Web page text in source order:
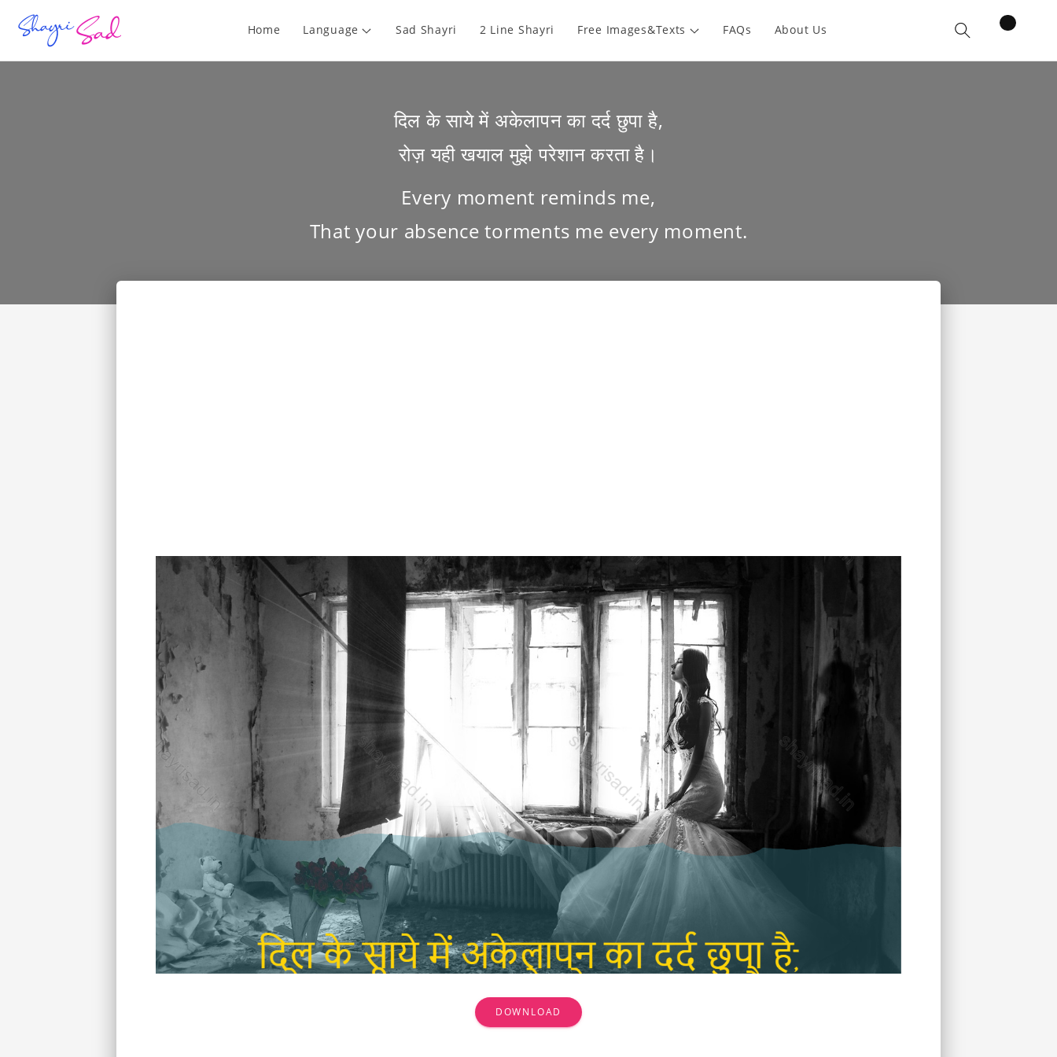
Home Language Sad Shayri 2 Line Shayri Free Images&Texts FAQs About Us Cart
items
दिल के साये में अकेलापन का दर्द छुपा है,
रोज़ यही खयाल मुझे परेशान करता है।
Every moment reminds me,
That your absence torments me every moment.
DOWNLOAD